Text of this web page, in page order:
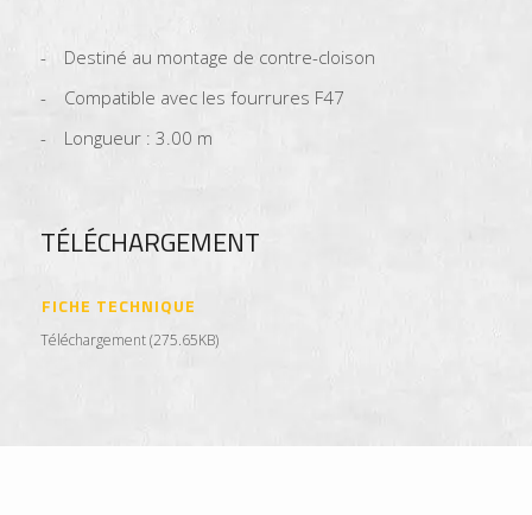
Destiné au montage de contre-cloison
Compatible avec les fourrures F47
Longueur : 3.00 m
TÉLÉCHARGEMENT
FICHE TECHNIQUE
Téléchargement (275.65KB)